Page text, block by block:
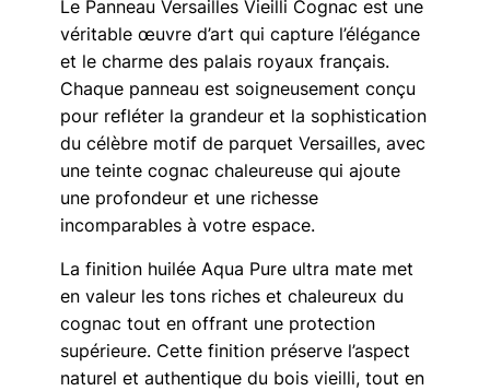
cognac
Le Panneau Versailles Vieilli Cognac est une
véritable œuvre d’art qui capture l’élégance
et le charme des palais royaux français.
Chaque panneau est soigneusement conçu
pour refléter la grandeur et la sophistication
du célèbre motif de parquet Versailles, avec
une teinte cognac chaleureuse qui ajoute
une profondeur et une richesse
incomparables à votre espace.
La finition huilée Aqua Pure ultra mate met
en valeur les tons riches et chaleureux du
cognac tout en offrant une protection
supérieure. Cette finition préserve l’aspect
naturel et authentique du bois vieilli, tout en